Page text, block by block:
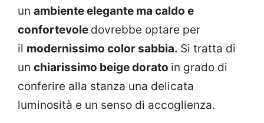
un ambiente elegante ma caldo e
confortevole dovrebbe optare per
il modernissimo color sabbia. Si tratta di
un chiarissimo beige dorato in grado di
conferire alla stanza una delicata
luminosità e un senso di accoglienza.